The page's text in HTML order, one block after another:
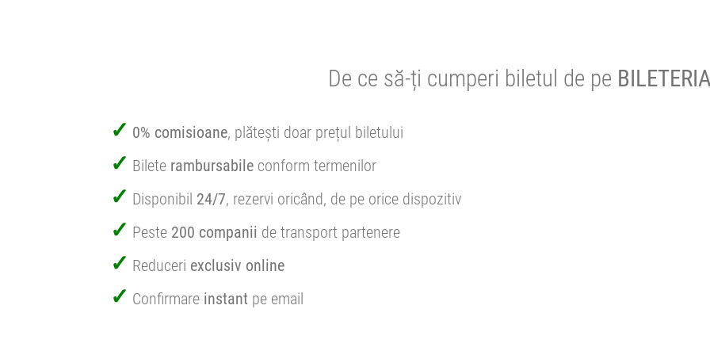
De ce să-ți cumperi biletul de pe
0% comisioane, plătești doar prețul biletului
Bilete rambursabile conform termenilor
Disponibil 24/7, rezervi oricând, de pe orice dispozitiv
Peste 200 companii de transport partenere
Reduceri exclusiv online
Confirmare instant pe email